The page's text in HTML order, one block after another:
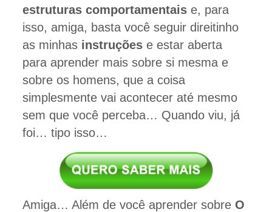
estruturas comportamentais e, para
isso, amiga, basta você seguir direitinho
as minhas instruções e estar aberta
para aprender mais sobre si mesma e
sobre os homens, que a coisa
simplesmente vai acontecer até mesmo
sem que você perceba… Quando viu, já
foi… tipo isso…
Amiga… Além de você aprender sobreO